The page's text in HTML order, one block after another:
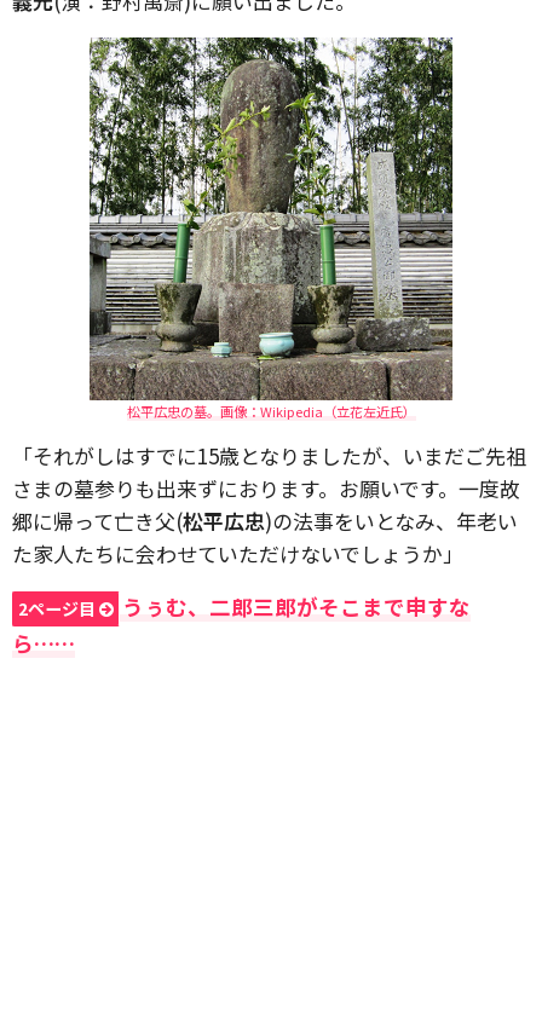
松平広忠の墓。画像：Wikipedia（立花左近氏）
「それがしはすでに15歳となりましたが、いまだご先祖
さまの墓参りも出来ずにおります。お願いです。一度故
郷に帰って亡き父(松平広忠)の法事をいとなみ、年老い
た家人たちに会わせていただけないでしょうか」
2ページ目
うぅむ、二郎三郎がそこまで申すな
ら……